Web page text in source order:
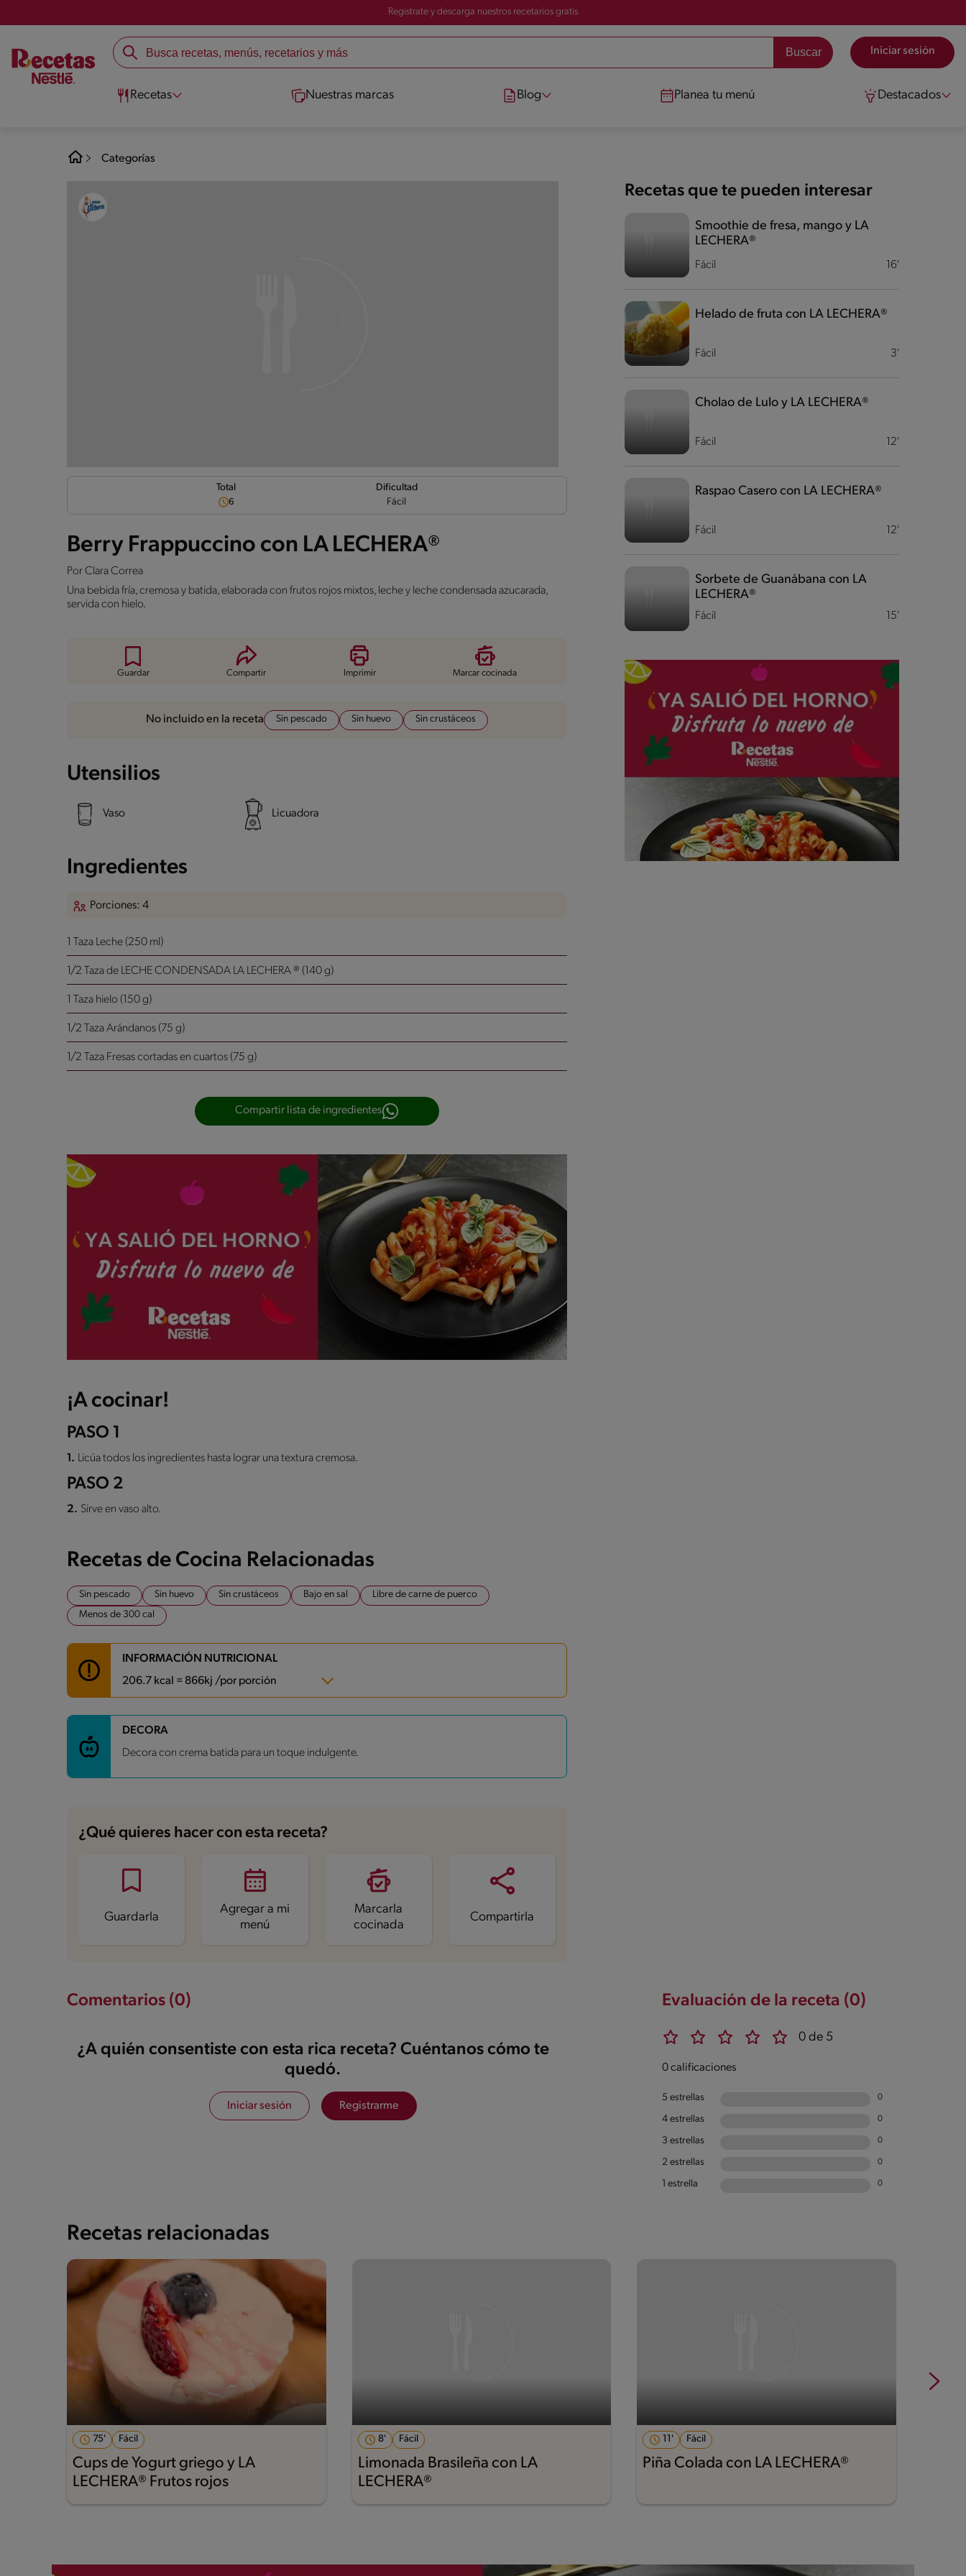
Registrate y descarga nuestros recetarios gratis
Iniciar sesión
Recetas Nuestras marcas Blog Planea tu menú Destacados
Categorías
Total
6
Dificultad
Fácil
Berry Frappuccino con LA LECHERA®
PorClara Correa
Una bebida fría, cremosa y batida, elaborada con frutos rojos mixtos, leche y leche condensada azucarada,
servida con hielo.
Guardar Compartir Imprimir Marcar cocinada
No incluido en la receta Sin pescado Sin huevo Sin crustáceos
Utensilios
Vaso Licuadora
Ingredientes
Porciones: 4
1 Taza Leche (250 ml)
1/2 Taza de LECHE CONDENSADA LA LECHERA ® (140 g)
1 Taza hielo (150 g)
1/2 Taza Arándanos (75 g)
1/2 Taza Fresas cortadas en cuartos (75 g)
Compartir lista de ingredientes
¡A cocinar!
PASO 1
1. Licúa todos los ingredientes hasta lograr una textura cremosa.
PASO 2
2. Sirve en vaso alto.
Recetas de Cocina Relacionadas
Sin pescado Sin huevo Sin crustáceos Bajo en sal
Libre de carne de puerco
Menos de 300 cal
INFORMACIÓN NUTRICIONAL
206.7 kcal = 866kj /por porción
Carbohidratos
Grasas 2.6 g
Azúcares
40.5 g
DECORA
Decora con crema batida para un toque indulgente.
¿Qué quieres hacer con esta receta?
Guardarla
Agregar a mi
menú
Marcarla
cocinada
Compartirla
Recetas que te pueden interesar
Fácil 16'
Smoothie de fresa, mango y LA
LECHERA®
Fácil 3'
Helado de fruta con LA LECHERA®
Fácil 12'
Cholao de Lulo y LA LECHERA®
Fácil 12'
Raspao Casero con LA LECHERA®
Fácil 15'
Sorbete de Guanábana con LA
LECHERA®
Evaluación de la receta (0)
0 de 5
0 calificaciones
5 estrellas 0
4 estrellas 0
3 estrellas 0
2 estrellas 0
1 estrella 0
Comentarios (0)
¿A quién consentiste con esta rica receta? Cuéntanos cómo te
quedó.
Iniciar sesión Registrarme
Recetas relacionadas
75' Fácil
Cups de Yogurt griego y LA
LECHERA® Frutos rojos
8' Fácil
Limonada Brasileña con LA
LECHERA®
11' Fácil
Piña Colada con LA LECHERA®